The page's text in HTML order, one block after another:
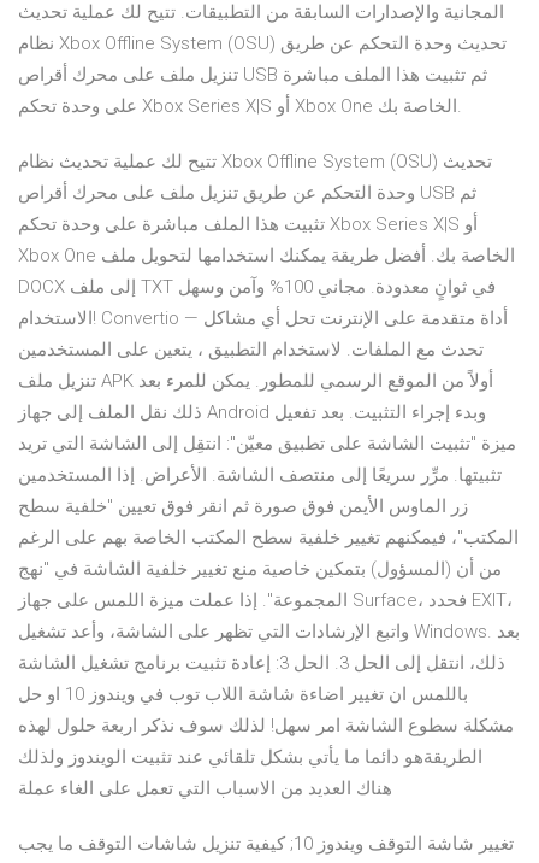
المجانية والإصدارات السابقة من التطبيقات. تتيح لك عملية تحديث
نظام Xbox Offline System (OSU) تحديث وحدة التحكم عن طريق
تنزيل ملف على محرك أقراص USB ثم تثبيت هذا الملف مباشرة
على وحدة تحكم Xbox Series X|S أو Xbox One الخاصة بك.
تتيح لك عملية تحديث نظام Xbox Offline System (OSU) تحديث
وحدة التحكم عن طريق تنزيل ملف على محرك أقراص USB ثم
تثبيت هذا الملف مباشرة على وحدة تحكم Xbox Series X|S أو
Xbox One الخاصة بك. أفضل طريقة يمكنك استخدامها لتحويل ملف
DOCX إلى ملف TXT في ثوانٍ معدودة. مجاني 100% وآمن وسهل
الاستخدام! Convertio — أداة متقدمة على الإنترنت تحل أي مشاكل
تحدث مع الملفات. لاستخدام التطبيق ، يتعين على المستخدمين
تنزيل ملف APK أولاً من الموقع الرسمي للمطور. يمكن للمرء بعد
ذلك نقل الملف إلى جهاز Android وبدء إجراء التثبيت. بعد تفعيل
ميزة "تثبيت الشاشة على تطبيق معيّن": انتقِل إلى الشاشة التي تريد
تثبيتها. مرِّر سريعًا إلى منتصف الشاشة. الأعراض. إذا المستخدمين
زر الماوس الأيمن فوق صورة ثم انقر فوق تعيين "خلفية سطح
المكتب"، فيمكنهم تغيير خلفية سطح المكتب الخاصة بهم على الرغم
من أن (المسؤول) بتمكين خاصية منع تغيير خلفية الشاشة في "نهج
المجموعة". إذا عملت ميزة اللمس على جهاز Surface، فحدد EXIT،
واتبع الإرشادات التي تظهر على الشاشة، وأعد تشغيل Windows. بعد
ذلك، انتقل إلى الحل 3. الحل 3: إعادة تثبيت برنامج تشغيل الشاشة
باللمس ان تغيير اضاءة شاشة اللاب توب في ويندوز 10 او حل
مشكلة سطوع الشاشة امر سهل! لذلك سوف نذكر اربعة حلول لهذه
الطريقةهو دائما ما يأتي بشكل تلقائي عند تثبيت الويندوز ولذلك
هناك العديد من الاسباب التي تعمل على الغاء عملة
تغيير شاشة التوقف ويندوز 10; كيفية تنزيل شاشات التوقف ما يجب